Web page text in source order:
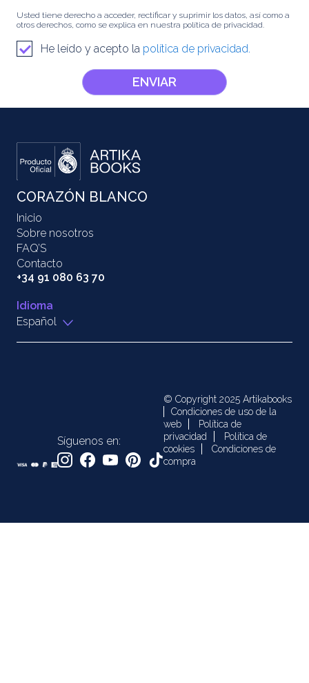
Usted tiene derecho a acceder, rectificar y suprimir los datos, así como a
otros derechos, como se explica en nuestra política de privacidad.
He leído y acepto la política de privacidad.
ENVIAR
CORAZÓN BLANCO
Inicio
Sobre nosotros
FAQ’S
Contacto
+34 91 080 63 70
Idioma
Español
Síguenos en:
© Copyright 2025 Artikabooks
Condiciones de uso de la
web
Política de
privacidad
Política de
cookies
Condiciones de
compra